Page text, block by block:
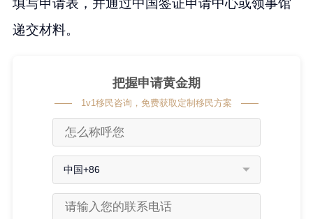
填写申请表，并通过中国签证申请中心或领事馆
递交材料。
把握申请黄金期
1v1移民咨询，免费获取定制移民方案
中国+86